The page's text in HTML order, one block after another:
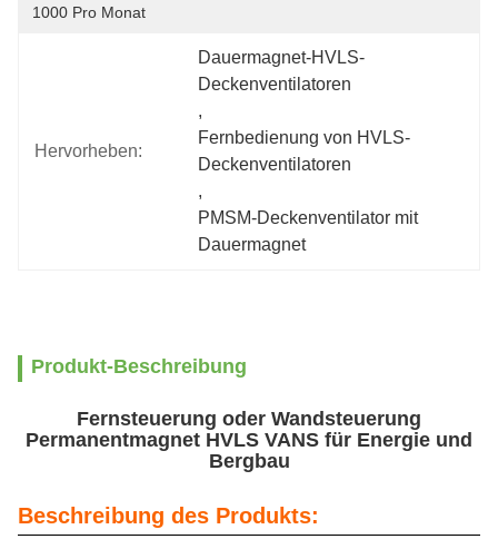
1000 Pro Monat
Hervorheben:
Dauermagnet-HVLS-
Deckenventilatoren
,
Fernbedienung von HVLS-
Deckenventilatoren
,
PMSM-Deckenventilator mit
Dauermagnet
Produkt-Beschreibung
Fernsteuerung oder Wandsteuerung
Permanentmagnet HVLS VANS für Energie und
Bergbau
Beschreibung des Produkts: